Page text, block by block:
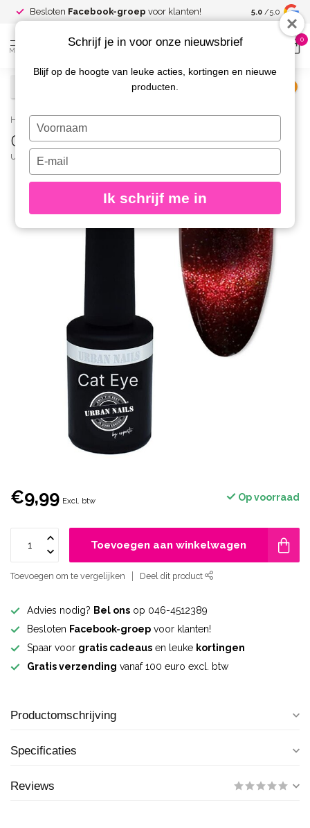
Besloten Facebook-groep voor klanten! Spaar voor
kortingen
5.0 /5.0
MENU
0
Home / Cat Eye Gelpolish 48-A 8 gr.
Cat Eye Gelpolish 48-A 8 gr.
URBAN NAILS
€9,99 Excl. btw Op voorraad
Toevoegen aan winkelwagen
Toevoegen om te vergelijken Deel dit product
Advies nodig? Bel ons op 046-4512389
Besloten Facebook-groep voor klanten!
Spaar voor gratis cadeaus en leuke kortingen
Gratis verzending vanaf 100 euro excl. btw
Productomschrijving
Specificaties
Reviews
Schrijf je in voor onze nieuwsbrief
Blijf op de hoogte van leuke acties, kortingen en nieuwe
producten.
Typ
je
naam
Typ
je
e-
in
Ik schrijf me in